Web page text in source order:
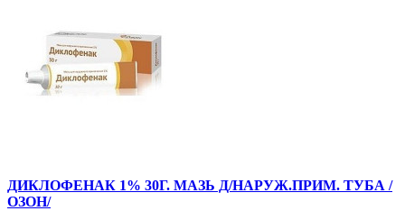
ДИКЛОФЕНАК 1% 30Г. МАЗЬ Д/НАРУЖ.ПРИМ. ТУБА /
ОЗОН/